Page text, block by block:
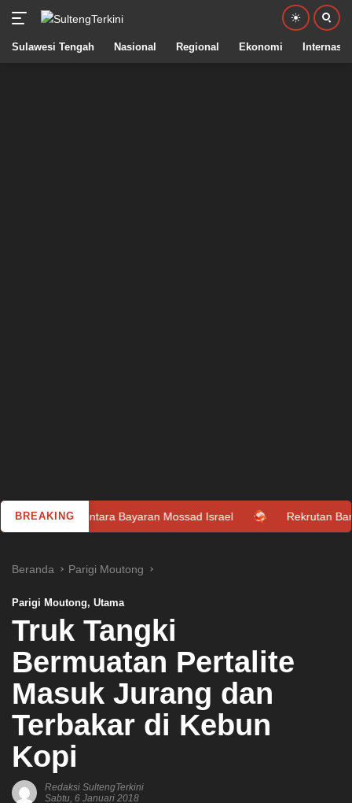
Sulawesi Tengah Nasional Regional Ekonomi
BREAKINGBayaran Mossad Israel Rekrutan Baru, MU Resmi
Beranda Parigi Moutong
Parigi Moutong, Utama
Truk Tangki
Bermuatan Pertalite
Masuk Jurang dan
Terbakar di Kebun
Kopi
Redaksi SultengTerkini
Sabtu, 6 Januari 2018